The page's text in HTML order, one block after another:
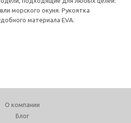
морского окуня. Рукоятка
материала EVA.
О компании
Блог